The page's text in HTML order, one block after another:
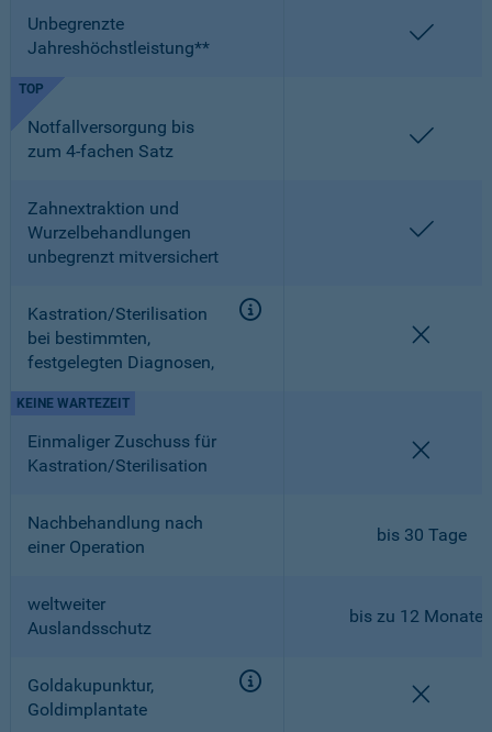
Unbegrenzte
Jahreshöchstleistung**
Notfallversorgung bis
zum 4-fachen Satz
TOP
Zahnextraktion und
Wurzelbehandlungen
unbegrenzt mitversichert
Kastration/Sterilisation
bei bestimmten,
festgelegten Diagnosen,
Einmaliger Zuschuss für
Kastration/Sterilisation
KEINE WARTEZEIT
Nachbehandlung nach
einer Operation
bis 30 Tage
weltweiter
Auslandsschutz
bis zu 12 Monaten
Goldakupunktur,
Goldimplantate